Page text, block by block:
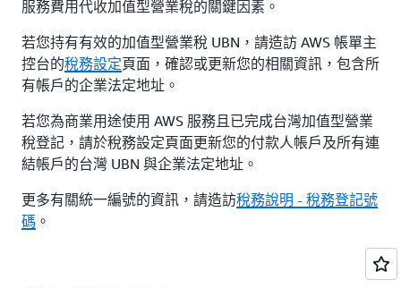
服務費用代收加值型營業稅的關鍵因素。
若您持有有效的加值型營業稅 UBN，請造訪 AWS 帳單主
控台的稅務設定頁面，確認或更新您的相關資訊，包含所
有帳戶的企業法定地址。
若您為商業用途使用 AWS 服務且已完成台灣加值型營業
稅登記，請於稅務設定頁面更新您的付款人帳戶及所有連
結帳戶的台灣 UBN 與企業法定地址。
更多有關統一編號的資訊，請造訪稅務說明 - 稅務登記號
碼 。